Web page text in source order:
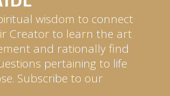
wisdom to connect
Creator to learn the art
and rationally find
pertaining to life
Subscribe to our